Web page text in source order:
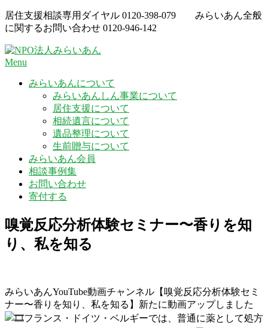
Skip
to
content
居住支援相談専用ダイヤル 0120-398-079
みらいあん全般
に関するお問い合わせ 0120-946-142
Menu
みらいあんについて
みらいあんしん事業について
居住支援について
相続遺言について
遺品整理について
生前贈与について
みらいあん会員
相談事例集
お問い合わせ
寄付する
嗅覚反応分析体験セミナー〜香りを知
り、私を知る
みらいあんYouTube動画チャンネル【嗅覚反応分析体験セミ
ナー〜香りを知り、私を知る】新たに動画アップしました
フランス・ドイツ・ベルギーでは、普通に薬として処方